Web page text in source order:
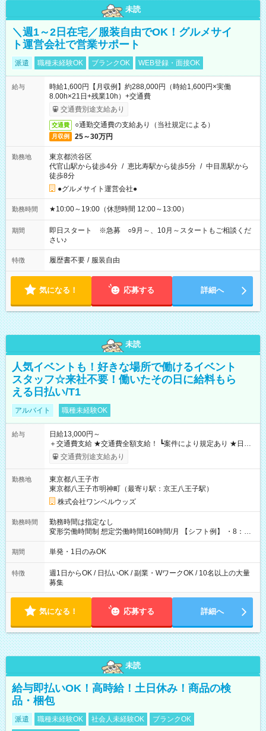
未読
＼週1～2日在宅／服装自由でOK！グルメサイ
ト運営会社で営業サポート
派遣 職種未経験OK ブランクOK WEB登録・面接OK
給与
時給1,600円【月収例】約288,000円（時給1,600円×実働
8.00h×21日+残業10h）+交通費
交通費別途支給あり
交通費 ○通勤交通費の支給あり（当社規定による）
月収例 25～30万円
勤務地
東京都渋谷区
代官山駅から徒歩4分 / 恵比寿駅から徒歩5分 / 中目黒駅から
徒歩8分
●グルメサイト運営会社●
勤務時間 ★10:00～19:00（休憩時間 12:00～13:00）
期間
即日スタート ※急募 ○9月～、10月～スタートもご相談くだ
さい♪
特徴 履歴書不要 / 服装自由
気になる！ 応募する 詳細へ
未読
人気イベントも！好きな場所で働けるイベント
スタッフ☆来社不要！働いたその日に給料もら
える日払い/T1
アルバイト 職種未経験OK
給与
日給13,000円～
＋交通費支給 ★交通費全額支給！ ┗案件により規定あり ★日払
いOK！（規定あり） ┗働いたその日に現金GET♪ お仕事後はコ
ンビニATMから 日払い分を引き落とせます！ 【試用期間】試
交通費別途支給あり
勤務地
東京都八王子市
東京都八王子市明神町（最寄り駅：京王八王子駅）
株式会社ワンベルウッズ
勤務時間
勤務時間は指定なし
変形労働時間制 想定労働時間160時間/月 【シフト例】 ・8：00
～21：00
期間 単発・1日のみOK
特徴
週1日からOK / 日払いOK / 副業・WワークOK / 10名以上の大量
募集
気になる！ 応募する 詳細へ
未読
給与即払いOK！高時給！土日休み！商品の検
品・梱包
派遣 職種未経験OK 社会人未経験OK
ブランクOK